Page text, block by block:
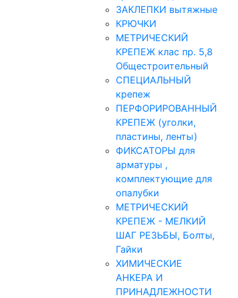
ЗАКЛЕПКИ вытяжные
КРЮЧКИ
МЕТРИЧЕСКИЙ
КРЕПЕЖ клас пр. 5,8
Общестроительный
СПЕЦИАЛЬНЫЙ
крепеж
ПЕРФОРИРОВАННЫЙ
КРЕПЕЖ (уголки,
пластины, ленты)
ФИКСАТОРЫ для
арматуры ,
комплектующие для
опалубки
МЕТРИЧЕСКИЙ
КРЕПЕЖ - МЕЛКИЙ
ШАГ РЕЗЬБЫ, Болты,
Гайки
ХИМИЧЕСКИЕ
АНКЕРА И
ПРИНАДЛЕЖНОСТИ